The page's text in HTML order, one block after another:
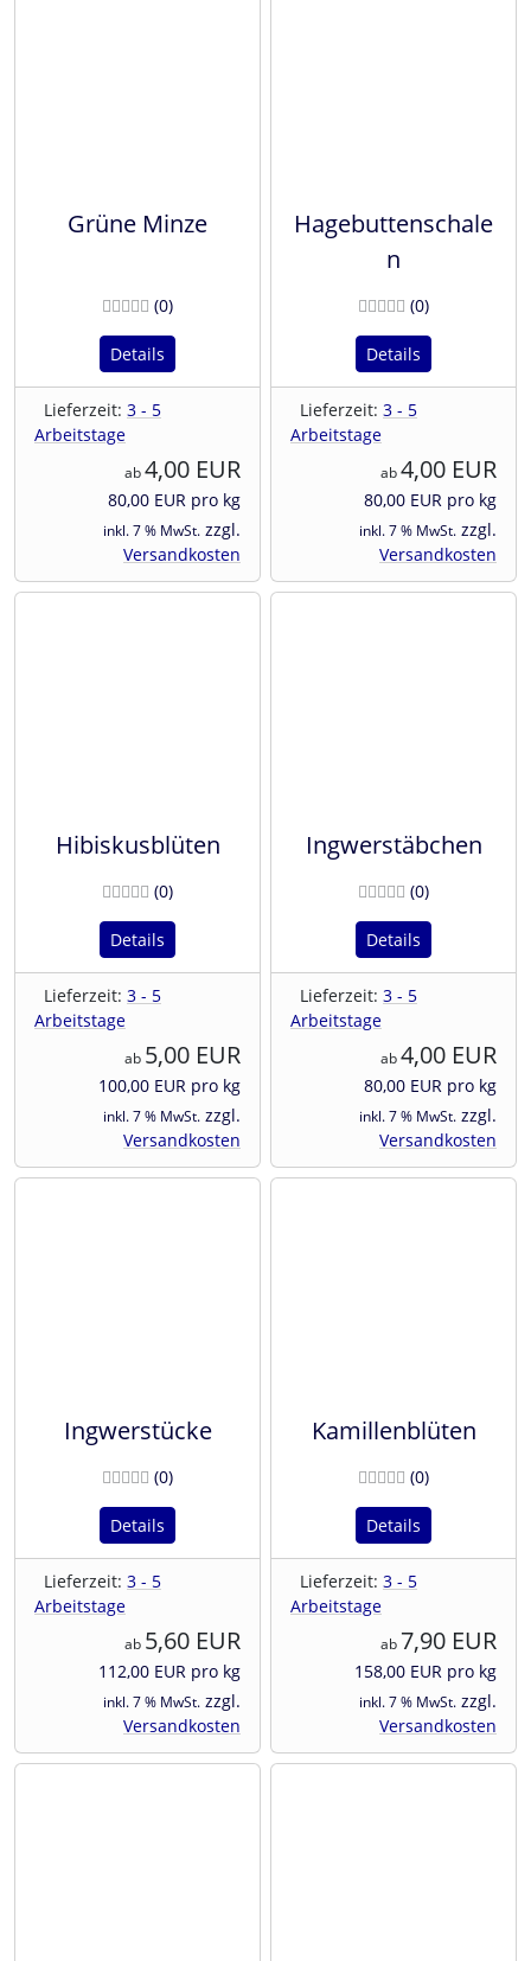
Grüne Minze
(0Bewertungen
)
Details
Lieferzeit: 3 - 5
Arbeitstage
ab4,00 EUR
80,00 EUR pro kg
inkl. 7 % MwSt. zzgl.
Versandkosten
Hagebuttenschale
n
(0)
Details
Lieferzeit: 3 - 5
Arbeitstage
ab4,00 EUR
80,00 EUR pro kg
inkl. 7 % MwSt. zzgl.
Versandkosten
Hibiskusblüten
(0Bewertungen
)
Details
Lieferzeit: 3 - 5
Arbeitstage
ab 5,00 EUR
100,00 EUR pro kg
inkl. 7 % MwSt. zzgl.
Versandkosten
Ingwerstäbchen
(0)
Details
Lieferzeit: 3 - 5
Arbeitstage
ab4,00 EUR
80,00 EUR pro kg
inkl. 7 % MwSt. zzgl.
Versandkosten
Ingwerstücke
(0Bewertungen
)
Details
Lieferzeit: 3 - 5
Arbeitstage
ab 5,60 EUR
112,00 EUR pro kg
inkl. 7 % MwSt. zzgl.
Versandkosten
Kamillenblüten
(0)
Details
Lieferzeit: 3 - 5
Arbeitstage
ab 7,90 EUR
158,00 EUR pro kg
inkl. 7 % MwSt. zzgl.
Versandkosten